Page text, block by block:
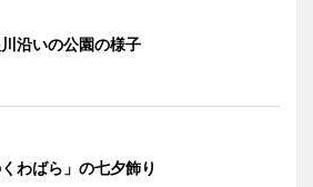
沿いの公園の様子
くわばら」の七夕飾り